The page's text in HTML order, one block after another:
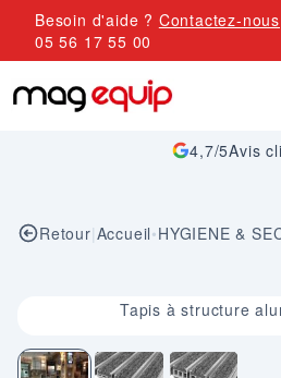
Allez au contenu
Besoin d'aide ? Contactez-nous
05 56 17 55 00
4,7/5Avis
Retour|Accueil•HYGIENE &
Image 1 sur 3Tapis à structure